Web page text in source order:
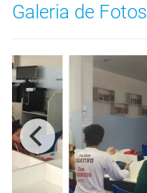
Galeria de Fotos